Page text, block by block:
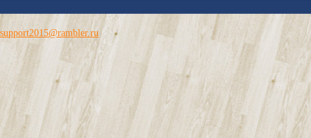
support2015@rambler.ru